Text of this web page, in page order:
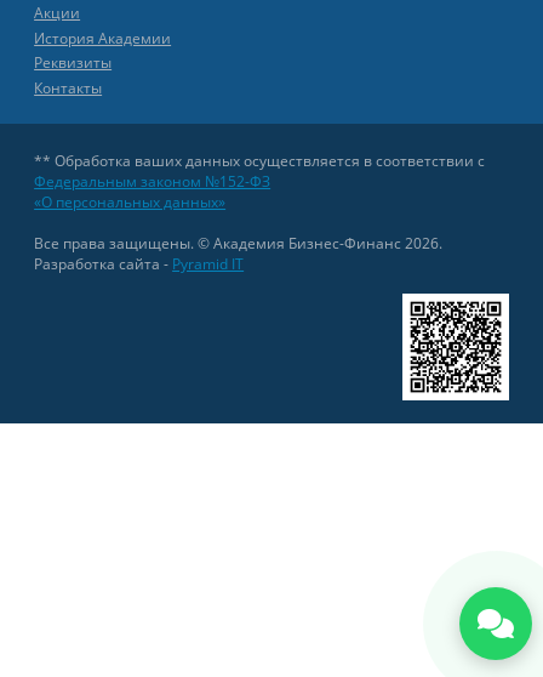
Акции
История Академии
Реквизиты
Контакты
** Обработка ваших данных осуществляется в соответствии с
Федеральным законом №152-ФЗ
«О персональных данных»
Все права защищены. © Академия Бизнес-Финанс 2026.
Разработка сайта - Pyramid IT